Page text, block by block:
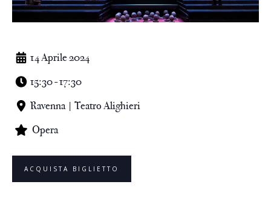
14 Aprile 2024
15:30 - 17:30
Ravenna | Teatro Alighieri
Opera
ACQUISTA BIGLIETTO